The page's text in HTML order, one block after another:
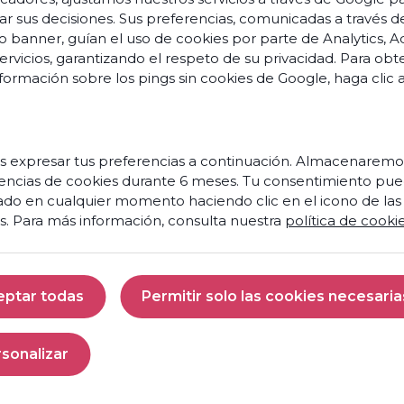
sus decisiones. Sus preferencias, comunicadas a través
banner, guían el uso de cookies por parte de Analytics,
garantizando el respeto de su privacidad. Para
sobre los pings sin cookies de Google, haga clic
expresar tus preferencias a continuación.
de cookies durante 6 meses. Tu consentimiento
en cualquier momento haciendo clic en el icono de las
Para más información, consulta nuestra política de
todas
Aceptar todas
Permitir solo las cookies
Permitir solo las
Personalizar
et
et
Prêt
à
faire
de
contact
un
moteur
de